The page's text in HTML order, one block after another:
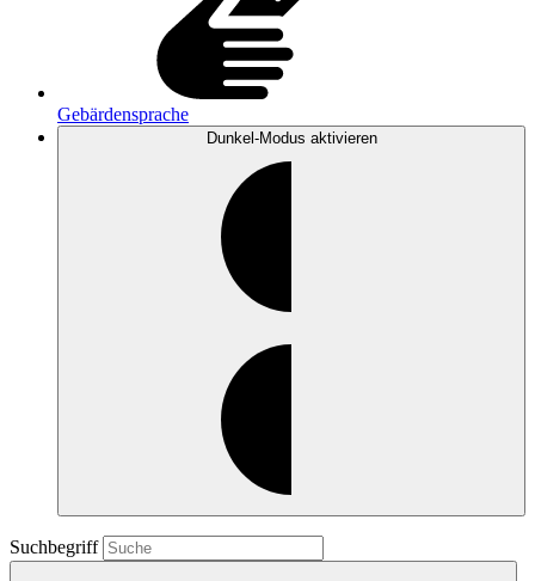
Gebärdensprache
Dunkel-Modus aktivieren
Suchbegriff